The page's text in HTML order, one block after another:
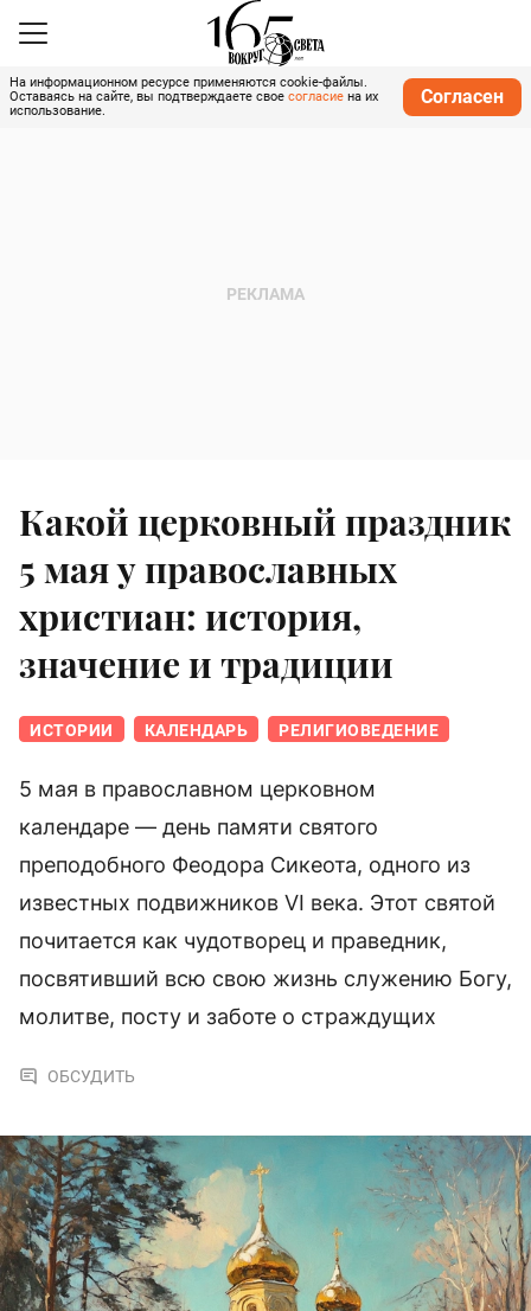
На информационном ресурсе применяются cookie-файлы.
Оставаясь на сайте, вы подтверждаете свое согласие на их
использование.
Согласен
Какой церковный праздник
5 мая у православных
христиан: история,
значение и традиции
ИСТОРИИ КАЛЕНДАРЬ РЕЛИГИОВЕДЕНИЕ
5 мая в православном церковном
календаре — день памяти святого
преподобного Феодора Сикеота, одного из
известных подвижников VI века. Этот святой
почитается как чудотворец и праведник,
посвятивший всю свою жизнь служению Богу,
молитве, посту и заботе о страждущих
ОБСУДИТЬ